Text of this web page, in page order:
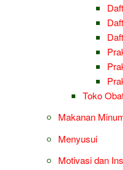
Toko
Makanan
Menyusui
Motivasi dan